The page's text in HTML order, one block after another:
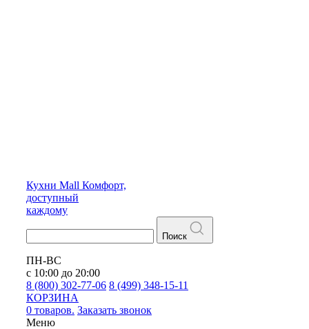
Кухни Mall Комфорт,
доступный
каждому
Поиск
ПН-ВС
с 10:00 до 20:00
8 (800) 302-77-06 8 (499) 348-15-11
КОРЗИНА
0 товаров. Заказать звонок
Меню